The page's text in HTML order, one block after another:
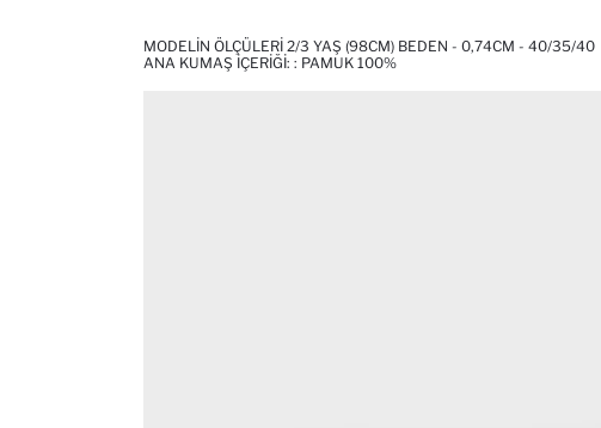
MODELIN ÖLÇÜLERI 2/3 YAŞ (98CM) BEDEN - 0,74CM - 40/35/40
ANA KUMAŞ İÇERIĞI: : PAMUK 100%